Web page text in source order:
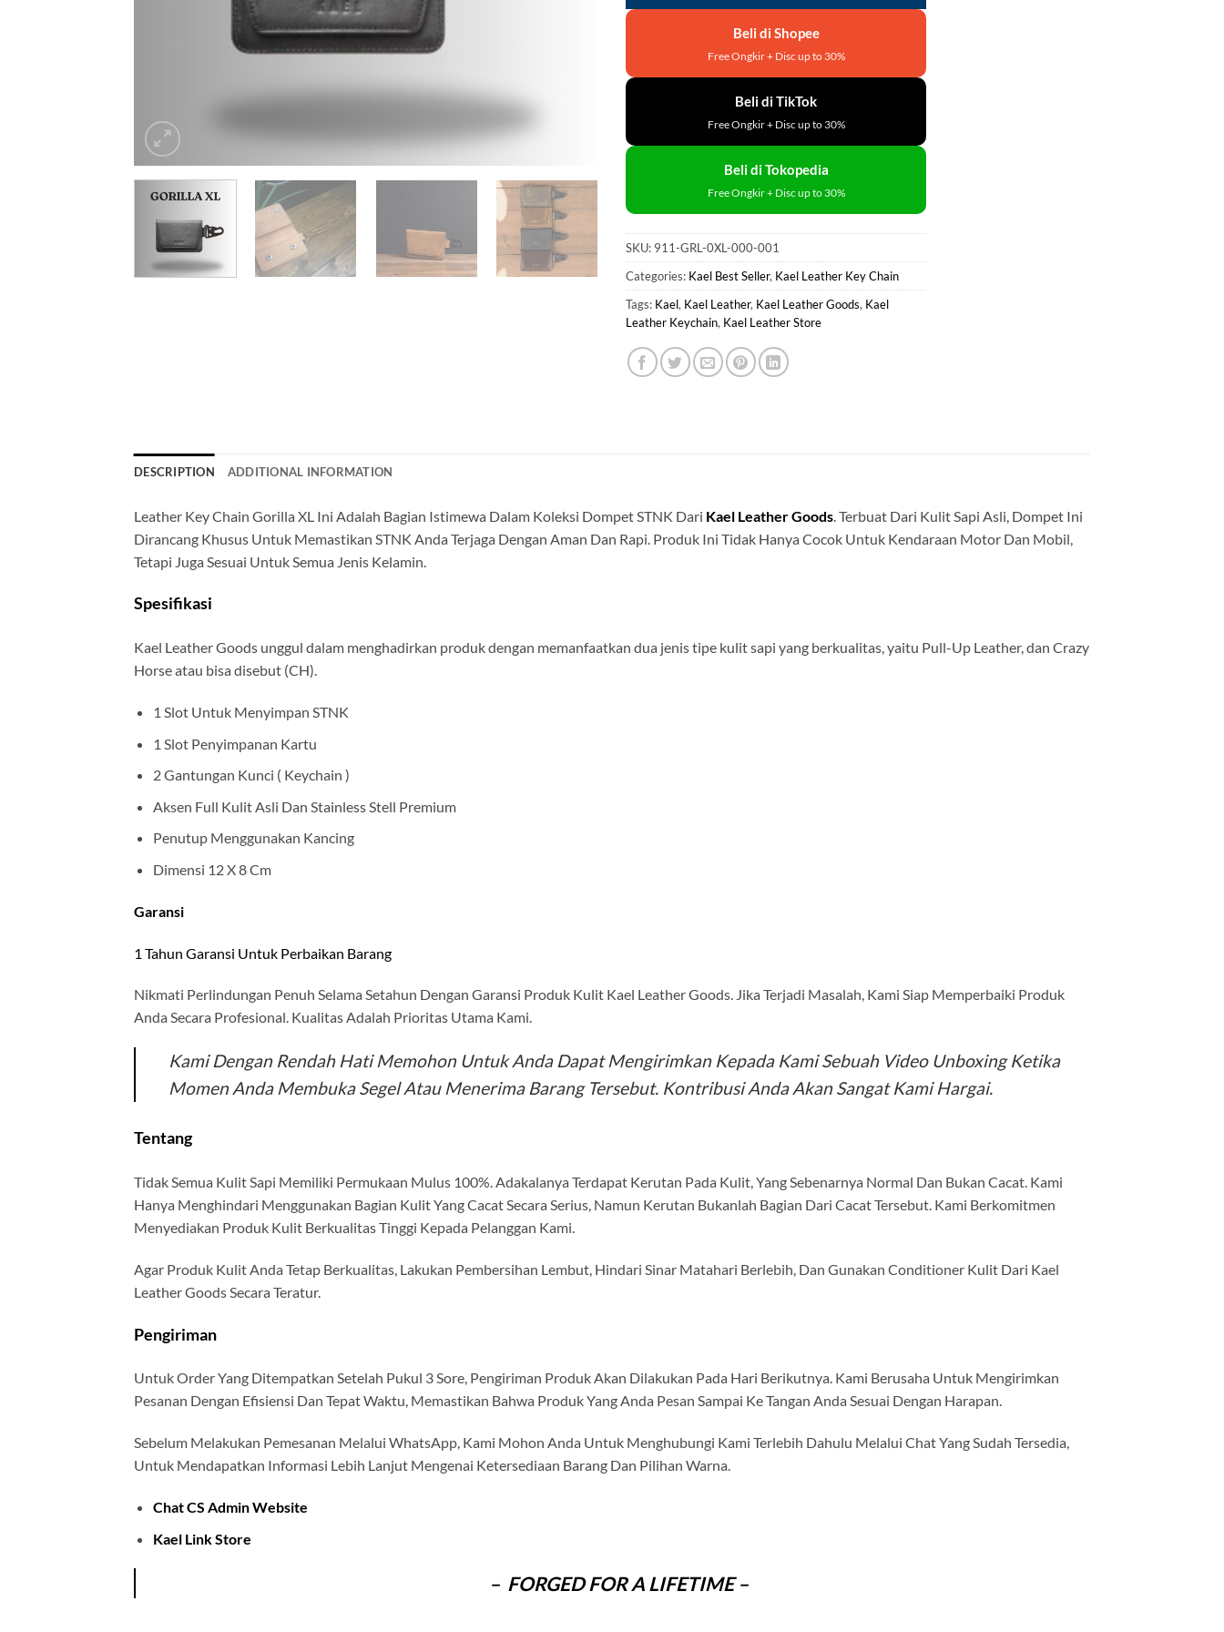
Beli di Shopee
Free Ongkir + Disc up to 30%
Beli di TikTok
Free Ongkir + Disc up to 30%
Beli di Tokopedia
Free Ongkir + Disc up to 30%
SKU: 911-GRL-0XL-000-001
Categories: Kael Best Seller, Kael Leather Key Chain
Tags: Kael, Kael Leather, Kael Leather Goods, Kael
Leather Keychain, Kael Leather Store
DESCRIPTION ADDITIONAL INFORMATION
Leather Key Chain Gorilla XL Ini Adalah Bagian Istimewa Dalam Koleksi Dompet STNK Dari Kael Leather Goods . Terbuat Dari Kulit Sapi Asli, Dompet Ini
Dirancang Khusus Untuk Memastikan STNK Anda Terjaga Dengan Aman Dan Rapi. Produk Ini Tidak Hanya Cocok Untuk Kendaraan Motor Dan Mobil,
Tetapi Juga Sesuai Untuk Semua Jenis Kelamin.
Spesifikasi
Kael Leather Goods unggul dalam menghadirkan produk dengan memanfaatkan dua jenis tipe kulit sapi yang berkualitas, yaitu Pull-Up Leather, dan Crazy
Horse atau bisa disebut (CH).
1 Slot Untuk Menyimpan STNK
1 Slot Penyimpanan Kartu
2 Gantungan Kunci ( Keychain )
Aksen Full Kulit Asli Dan Stainless Stell Premium
Penutup Menggunakan Kancing
Dimensi 12 X 8 Cm
Garansi
1 Tahun Garansi Untuk Perbaikan Barang
Nikmati Perlindungan Penuh Selama Setahun Dengan Garansi Produk Kulit Kael Leather Goods. Jika Terjadi Masalah, Kami Siap Memperbaiki Produk
Anda Secara Profesional. Kualitas Adalah Prioritas Utama Kami.
Kami Dengan Rendah Hati Memohon Untuk Anda Dapat Mengirimkan Kepada Kami Sebuah Video Unboxing Ketika
Momen Anda Membuka Segel Atau Menerima Barang Tersebut. Kontribusi Anda Akan Sangat Kami Hargai.
Tentang
Tidak Semua Kulit Sapi Memiliki Permukaan Mulus 100%. Adakalanya Terdapat Kerutan Pada Kulit, Yang Sebenarnya Normal Dan Bukan Cacat. Kami
Hanya Menghindari Menggunakan Bagian Kulit Yang Cacat Secara Serius, Namun Kerutan Bukanlah Bagian Dari Cacat Tersebut. Kami Berkomitmen
Menyediakan Produk Kulit Berkualitas Tinggi Kepada Pelanggan Kami.
Agar Produk Kulit Anda Tetap Berkualitas, Lakukan Pembersihan Lembut, Hindari Sinar Matahari Berlebih, Dan Gunakan Conditioner Kulit Dari Kael
Leather Goods Secara Teratur.
Pengiriman
Untuk Order Yang Ditempatkan Setelah Pukul 3 Sore, Pengiriman Produk Akan Dilakukan Pada Hari Berikutnya. Kami Berusaha Untuk Mengirimkan
Pesanan Dengan Efisiensi Dan Tepat Waktu, Memastikan Bahwa Produk Yang Anda Pesan Sampai Ke Tangan Anda Sesuai Dengan Harapan.
Sebelum Melakukan Pemesanan Melalui WhatsApp, Kami Mohon Anda Untuk Menghubungi Kami Terlebih Dahulu Melalui Chat Yang Sudah Tersedia,
Untuk Mendapatkan Informasi Lebih Lanjut Mengenai Ketersediaan Barang Dan Pilihan Warna.
Chat CS Admin Website
Kael Link Store
– FORGED FOR A LIFETIME –